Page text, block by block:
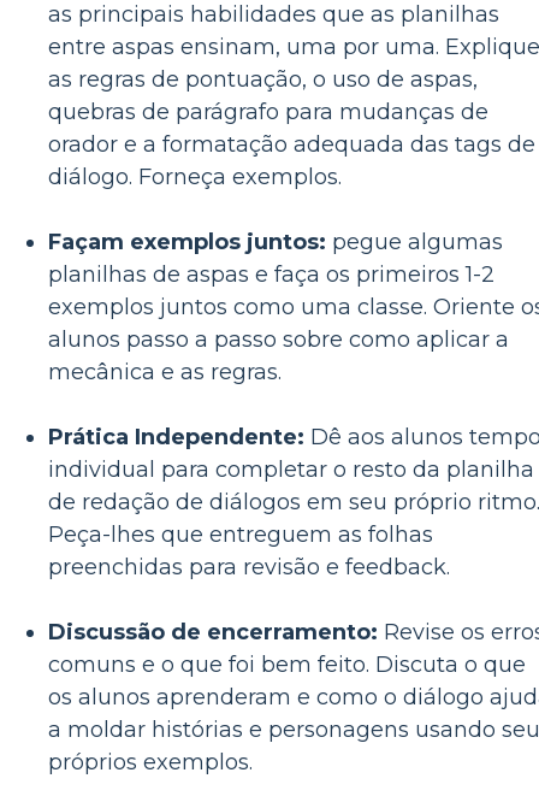
as principais habilidades que as planilhas
entre aspas ensinam, uma por uma. Explique
as regras de pontuação, o uso de aspas,
quebras de parágrafo para mudanças de
orador e a formatação adequada das tags de
diálogo. Forneça exemplos.
Façam exemplos juntos: pegue algumas
planilhas de aspas e faça os primeiros 1-2
exemplos juntos como uma classe. Oriente
alunos passo a passo sobre como aplicar a
mecânica e as regras.
Prática Independente: Dê aos alunos
individual para completar o resto da planilha
de redação de diálogos em seu próprio ritmo.
Peça-lhes que entreguem as folhas
preenchidas para revisão e feedback.
Discussão de encerramento: Revise os
comuns e o que foi bem feito. Discuta o que
os alunos aprenderam e como o diálogo
a moldar histórias e personagens usando
próprios exemplos.